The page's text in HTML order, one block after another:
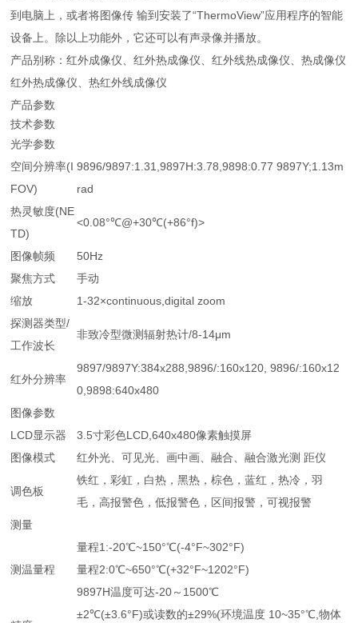
到电脑上，或者将图像传 输到安装了“ThermoView”应用程序的智能
设备上。除以上功能外，它还可以有声录像并播放。
产品别称：红外成像仪、红外热成像仪、红外线热成像仪、热成像仪
红外热成像仪、热红外线成像仪
产品参数
技术参数
光学参数
空间分辨率(I
FOV)
9896/9897:1.31,9897H:3.78,9898:0.77 9897Y;1.13m
rad
热灵敏度(NE
TD)
<0.08°℃@+30℃(+86°f)>
图像帧频
50Hz
聚焦方式
手动
缩放
1-32×continuous,digital zoom
探测器类型/
工作波长
非致冷型微测辐射热计/8-14μm
红外分辨率
9897/9897Y:384x288,9896/:160x120, 9896/:160x12
0,9898:640x480
图像参数
LCD显示器
3.5寸彩色LCD,640x480像素触摸屏
图像模式
红外光、可见光、画中画、融合、融合激光测 距仪
调色板
铁红，彩虹，白热，黑热，棕色，蓝红，热冷，羽
毛，高报警色，低报警色，区间报警，可视报警
测量
测温量程
量程1:-20℃~150°℃(-4°F~302°F)
量程2:0℃~650°℃(+32°F~1202°F)
9897H温度可达-20～1500℃
±2℃(±3.6°F)或读数的±29%(环境温度 10~35°℃,物体